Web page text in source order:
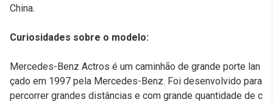
China.
Curiosidades sobre o modelo:
Mercedes-Benz Actros é um caminhão de grande porte lan
çado em 1997 pela Mercedes-Benz. Foi desenvolvido para
percorrer grandes distâncias e com grande quantidade de c